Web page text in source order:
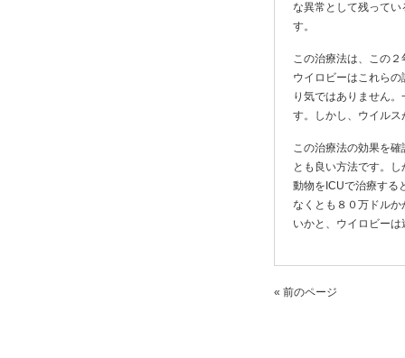
な異常として残って
す。
この治療法は、この
ウイロビーはこれら
り気ではありません
す。しかし、ウイル
この治療法の効果を
とも良い方法です。
動物をICUで治療する
なくとも８０万ドル
いかと、ウイロビー
« 前のページ